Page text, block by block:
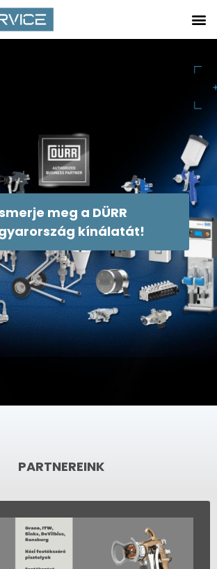
meg a DÜRR
kínálatát!
PARTNEREINK